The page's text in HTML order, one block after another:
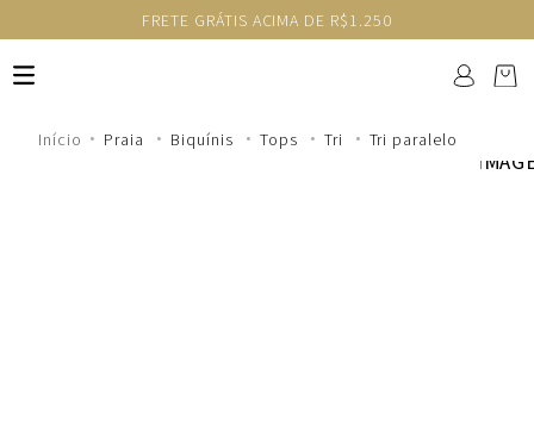
FRETE GRÁTIS ACIMA DE R$1.250
Praia Biquínis Tops Tri Tri paralelo